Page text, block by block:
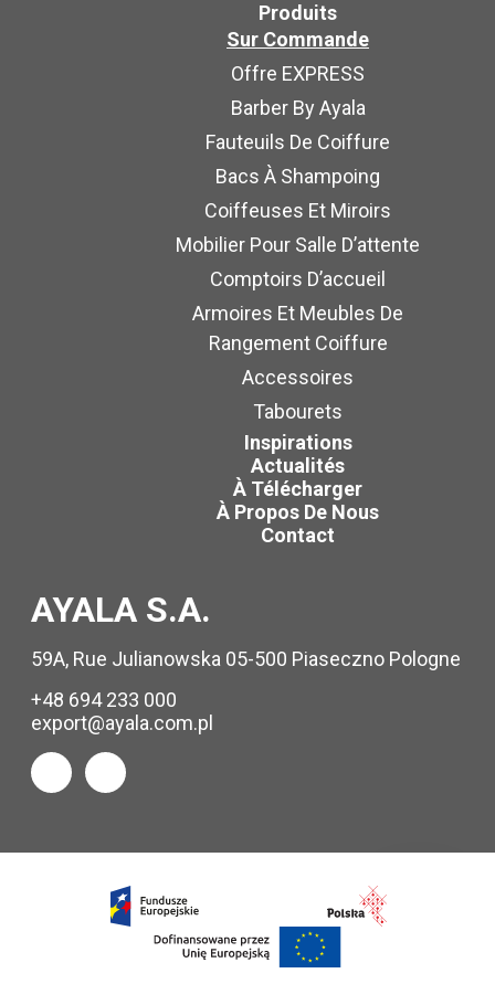
Produits
Sur Commande
Offre EXPRESS
Barber By Ayala
Fauteuils De Coiffure
Bacs À Shampoing
Coiffeuses Et Miroirs
Mobilier Pour Salle D’attente
Comptoirs D’accueil
Armoires Et Meubles De
Rangement Coiffure
Accessoires
Tabourets
Inspirations
Actualités
À Télécharger
À Propos De Nous
Contact
AYALA S.A.
59A, Rue Julianowska 05-500 Piaseczno Pologne
+48 694 233 000
export@ayala.com.pl